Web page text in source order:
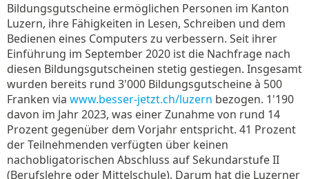
Bildungsgutscheine ermöglichen Personen im Kanton
Luzern, ihre Fähigkeiten in Lesen, Schreiben und dem
Bedienen eines Computers zu verbessern. Seit ihrer
Einführung im September 2020 ist die Nachfrage nach
diesen Bildungsgutscheinen stetig gestiegen. Insgesamt
wurden bereits rund 3'000 Bildungsgutscheine à 500
Franken via www.besser-jetzt.ch/luzern bezogen. 1'190
davon im Jahr 2023, was einer Zunahme von rund 14
Prozent gegenüber dem Vorjahr entspricht. 41 Prozent
der Teilnehmenden verfügten über keinen
nachobligatorischen Abschluss auf Sekundarstufe II
(Berufslehre oder Mittelschule). Darum hat die Luzerner